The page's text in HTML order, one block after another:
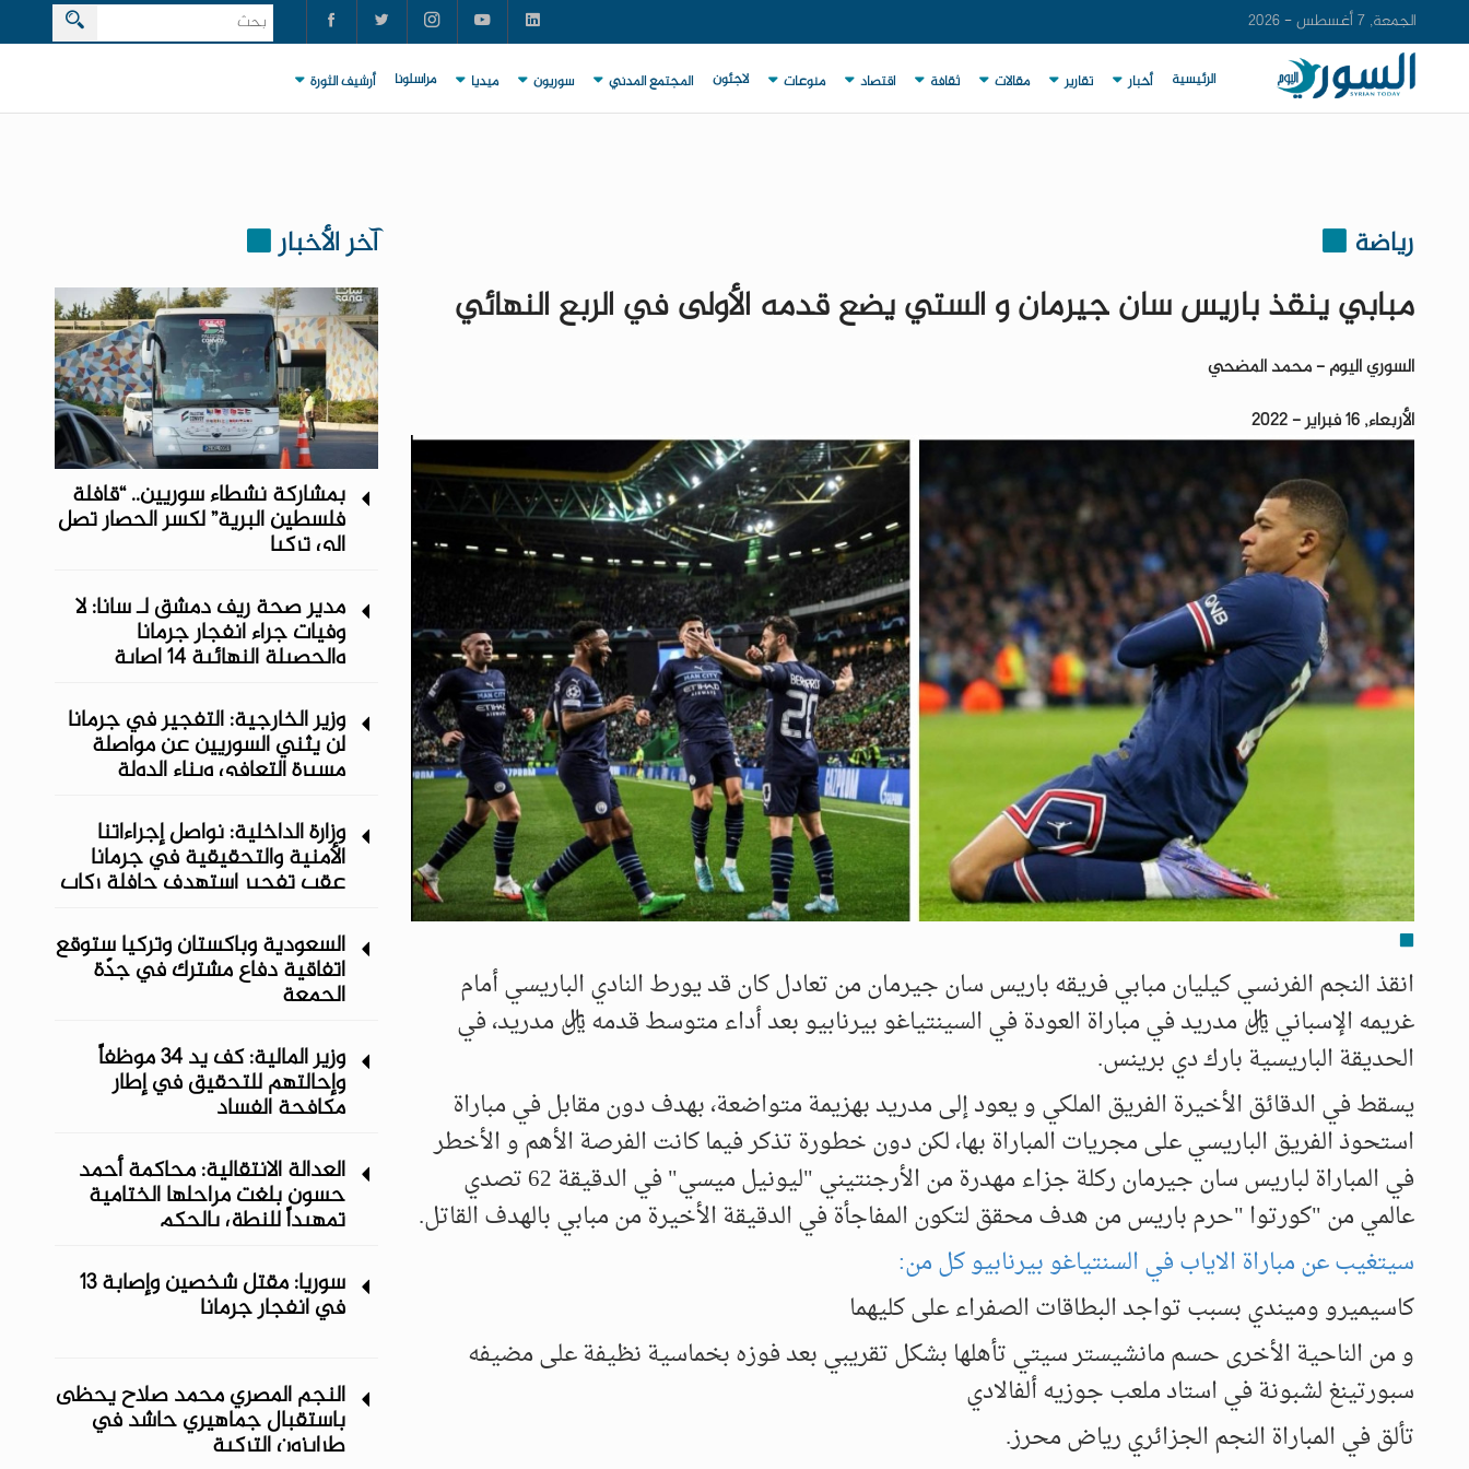
الجمعة, 7 أغسطس - 2026
الرئيسية أخبار تقارير مقالات ثقافة اقتصاد منوعات لاجئون المجتمع المدني سوريون ميديا مراسلونا أرشيف الثورة
رياضة
مبابي ينقذ باريس سان جيرمان و الستي يضع قدمه الأولى في الربع النهائي
السوري اليوم - محمد المضحي
الأربعاء, 16 فبراير - 2022
انقذ النجم الفرنسي كيليان مبابي فريقه باريس سان جيرمان من تعادل كان قد يورط النادي الباريسي أمام
غريمه الإسباني ريال مدريد في مباراة العودة في السينتياغو بيرنابيو بعد أداء متوسط قدمه ريال مدريد، في
الحديقة الباريسية بارك دي برينس.
يسقط في الدقائق الأخيرة الفريق الملكي و يعود إلى مدريد بهزيمة متواضعة، بهدف دون مقابل في مباراة
استحوذ الفريق الباريسي على مجريات المباراة بها، لكن دون خطورة تذكر فيما كانت الفرصة الأهم و الأخطر
في المباراة لباريس سان جيرمان ركلة جزاء مهدرة من الأرجنتيني "ليونيل ميسي" في الدقيقة 62 تصدي
عالمي من "كورتوا "حرم باريس من هدف محقق لتكون المفاجأة في الدقيقة الأخيرة من مبابي بالهدف القاتل.
سيتغيب عن مباراة الاياب في السنتياغو بيرنابيو كل من:
كاسيميرو وميندي بسبب تواجد البطاقات الصفراء على كليهما
و من الناحية الأخرى حسم مانشيستر سيتي تأهلها بشكل تقريبي بعد فوزه بخماسية نظيفة على مضيفه
سبورتينغ لشبونة في استاد ملعب جوزيه ألفالادي
تألق في المباراة النجم الجزائري رياض محرز.
آخر الأخبار
بمشاركة نشطاء سوريين.. “قافلة
فلسطين البرية” لكسر الحصار تصل
إلى تركيا
مدير صحة ريف دمشق لـ سانا: لا
وفيات جراء انفجار جرمانا
والحصيلة النهائية 14 إصابة
وزير الخارجية: التفجير في جرمانا
لن يثني السوريين عن مواصلة
مسيرة التعافي وبناء الدولة
وزارة الداخلية: نواصل إجراءاتنا
الأمنية والتحقيقية في جرمانا
عقب تفجير استهدف حافلة ركاب
السعودية وباكستان وتركيا ستوقع
اتفاقية دفاع مشترك في جدّة
الجمعة
وزير المالية: كف يد 34 موظفاً
وإحالتهم للتحقيق في إطار
مكافحة الفساد
العدالة الانتقالية: محاكمة أحمد
حسون بلغت مراحلها الختامية
تمهيداً للنطق بالحكم
سوريا: مقتل شخصين وإصابة 13
في انفجار جرمانا
النجم المصري محمد صلاح يحظى
باستقبال جماهيري حاشد في
طرابزون التركية